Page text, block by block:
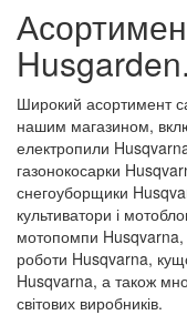
Широкий асортимент
нашим магазином,
електропили
газонокосарки
снегоуборщики
культиватори і
мотопомпи Husqvarna,
роботи Husqvarna,
Husqvarna, а також
світових виробників.